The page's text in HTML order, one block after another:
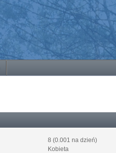
8 (0.001 na dzień)
Kobieta